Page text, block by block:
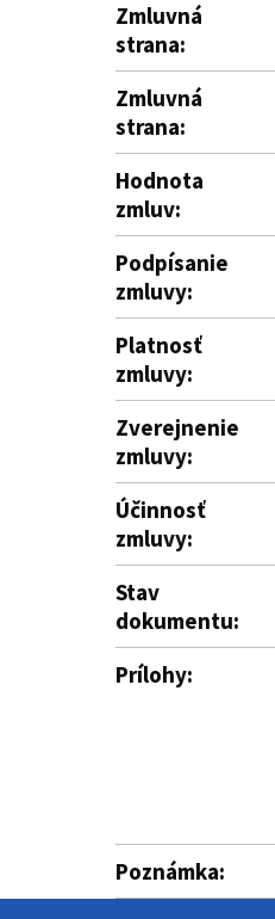
Zmluvná
strana:
Zmluvná
strana:
Hodnota
zmluv:
Podpísanie
zmluvy:
Platnosť
zmluvy:
Zverejnenie
zmluvy:
Účinnosť
zmluvy:
Stav
dokumentu:
Prílohy:
Poznámka: